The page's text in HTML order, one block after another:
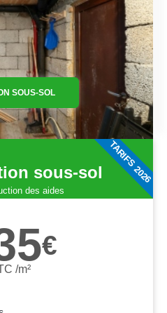
SOUS-SOL
sous-sol
des aides
€
/m²
TARIFS 2026